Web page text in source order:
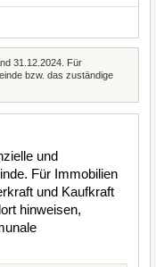
31.12.2024. Für
bzw. das zuständige
und
Für Immobilien
und Kaufkraft
hinweisen,